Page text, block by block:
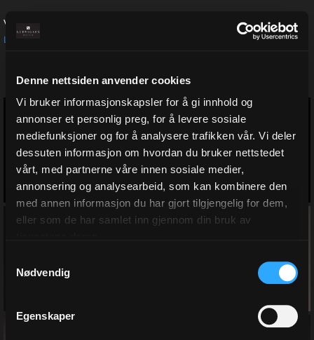
Denne nettsiden anvender cookies
Vi bruker informasjonskapsler for å gi innhold og
annonser et personlig preg, for å levere sosiale
mediefunksjoner og for å analysere trafikken vår. Vi deler
dessuten informasjon om hvordan du bruker nettstedet
vårt, med partnerne våre innen sosiale medier,
annonsering og analysearbeid, som kan kombinere den
med annen informasjon du har gjort tilgjengelig for dem,
eller som de har samlet inn gjennom din bruk av
Nødvendig
Egenskaper
Vi leverer også fraktemballasje med logotrykk, se under fanen «Med
Logotrykk
fraktposer